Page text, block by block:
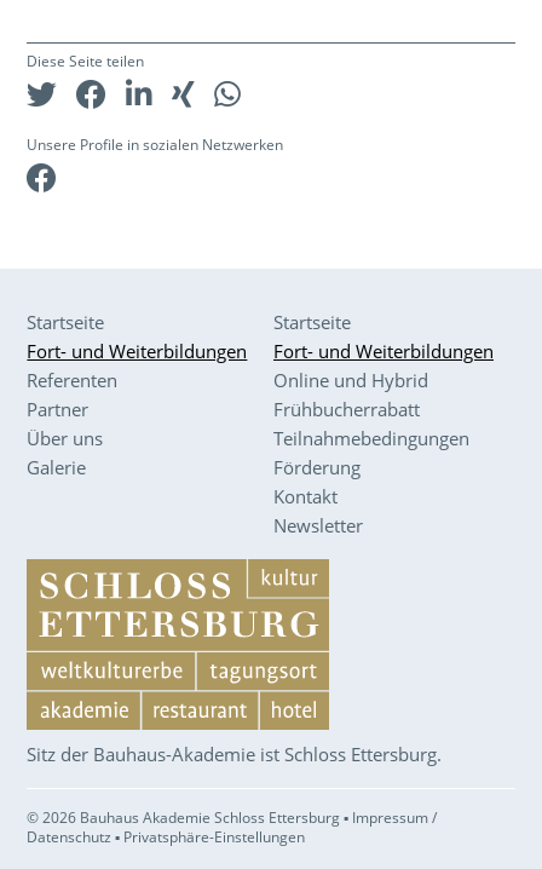
Diese Seite teilen
Unsere Profile in sozialen Netzwerken
Startseite
Fort- und Weiterbildungen
Referenten
Partner
Über uns
Galerie
Startseite
Fort- und Weiterbildungen
Online und Hybrid
Frühbucherrabatt
Teilnahmebedingungen
Förderung
Kontakt
Newsletter
Sitz der Bauhaus-Akademie ist Schloss Ettersburg.
© 2026 Bauhaus Akademie Schloss Ettersburg ▪ Impressum /
Datenschutz ▪ Privatsphäre-Einstellungen